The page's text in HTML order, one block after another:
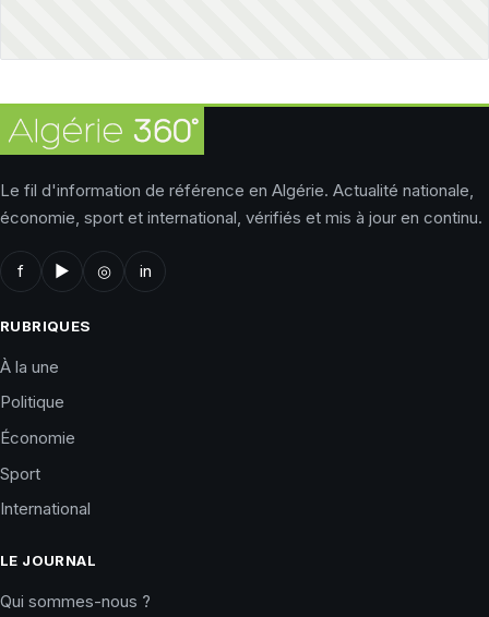
Le fil d'information de référence en Algérie. Actualité nationale,
économie, sport et international, vérifiés et mis à jour en continu.
f ▶ ◎ in
RUBRIQUES
À la une
Politique
Économie
Sport
International
LE JOURNAL
Qui sommes-nous ?